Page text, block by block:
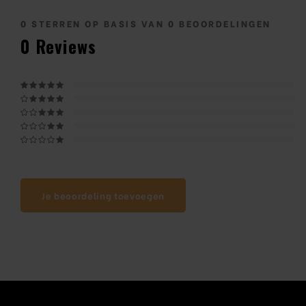
0 STERREN OP BASIS VAN 0 BEOORDELINGEN
0 Reviews
Je beoordeling toevoegen